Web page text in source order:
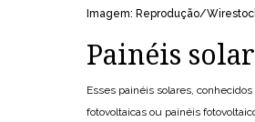
Imagem: Reprodução/
Painéis
Esses painéis solares,
fotovoltaicas ou painéis